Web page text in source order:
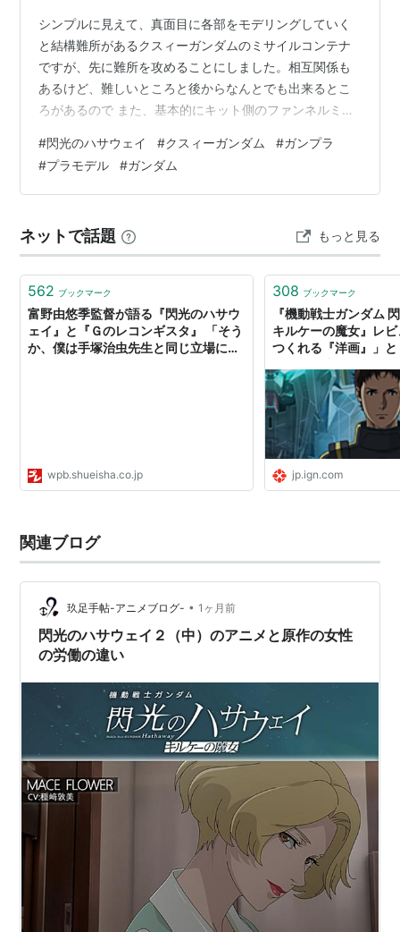
シンプルに見えて、真面目に各部をモデリングしていく
と結構難所があるクスィーガンダムのミサイルコンテナ
ですが、先に難所を攻めることにしました。相互関係も
あるけど、難しいところと後からなんとでも出来るとこ
ろがあるので また、基本的にキット側のファンネルミサ
に合わせていきます。 まずは、コンテナのブースター部
位なのですがこちらは１パーツ設計したら同じパーツを
使えるので、配置が決まったら内部フレームを作ってい
トのノズルをパーツ請求してみましたがモデリングして
みたら合わないですね（笑結局サクっとモデリン…
#閃光のハサウェイ #クスィーガンダム #ガンプラ
#プラモデル #ガンダム
ネットで話題 もっと見る
562 ブックマーク
富野由悠季監督が語る『閃光のハサウ
ェイ』と『Ｇのレコンギスタ』 「そう
か、僕は手塚治虫先生と同じ立場にな
wpb.shueisha.co.jp
308 ブックマーク
『機動戦士ガンダム
キルケーの魔女』レ
つくれる『洋画』」
jp.ign.com
関連ブログ
玖足手帖-アニメブログ- • 1ヶ月前
閃光のハサウェイ２（中）のアニメと原作の女性
の労働の違い